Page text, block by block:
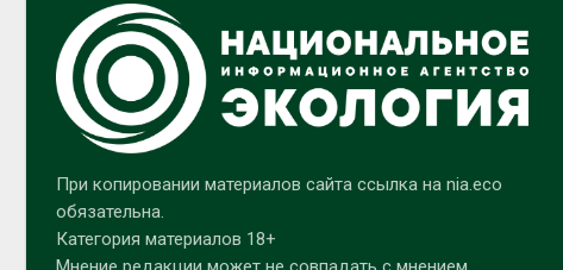
При копировании материалов сайта ссылка на nia.eco
обязательна.
Категория материалов 18+